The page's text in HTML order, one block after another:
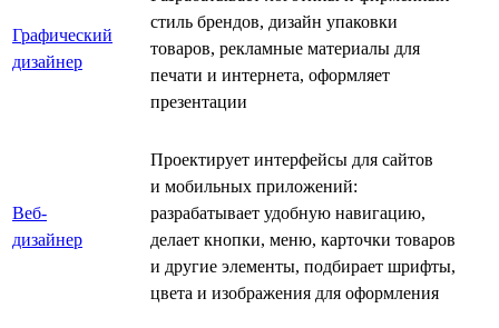
Графический
дизайнер
стиль брендов, дизайн упаковки
товаров, рекламные материалы для
печати и интернета, оформляет
презентации
Веб-
дизайнер
Проектирует интерфейсы для сайтов
и мобильных приложений:
разрабатывает удобную навигацию,
делает кнопки, меню, карточки товаров
и другие элементы, подбирает шрифты,
цвета и изображения для оформления